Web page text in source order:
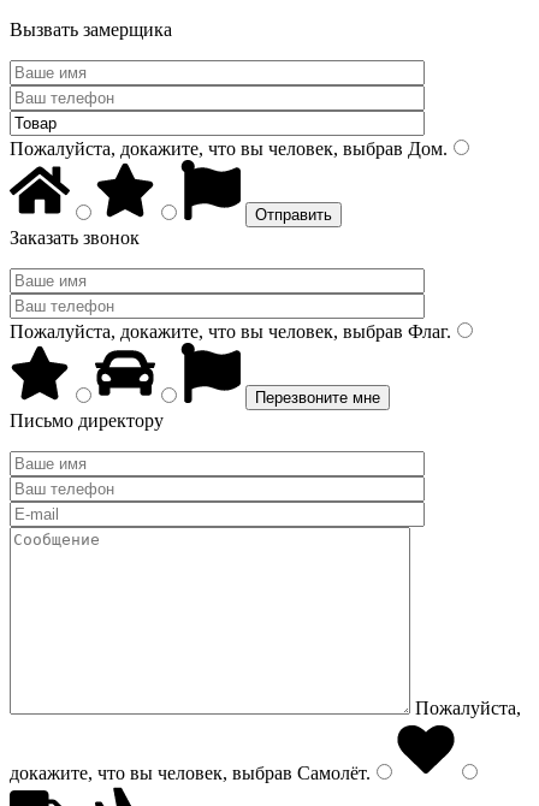
Вызвать замерщика
Пожалуйста, докажите, что вы человек, выбрав Дом.
Заказать звонок
Пожалуйста, докажите, что вы человек, выбрав Флаг.
Письмо директору
Пожалуйста,
докажите, что вы человек, выбрав Самолёт.